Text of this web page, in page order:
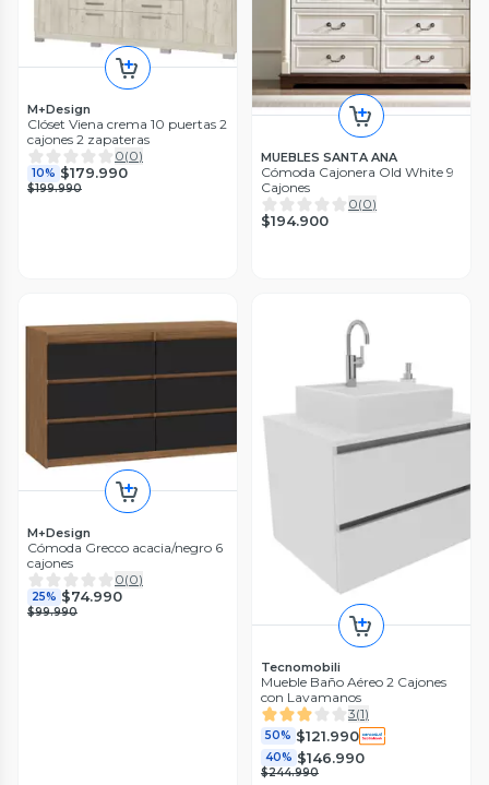
M+Design
Clóset Viena crema 10 puertas 2
cajones 2 zapateras
0(0)
10% $179.990
$199.990
MUEBLES SANTA ANA
Cómoda Cajonera Old White 9
Cajones
0(0)
$194.900
M+Design
Cómoda Grecco acacia/negro 6
cajones
0(0)
25% $74.990
$99.990
Tecnomobili
Mueble Baño Aéreo 2 Cajones
con Lavamanos
3(1)
50% $121.990
40% $146.990
$244.990